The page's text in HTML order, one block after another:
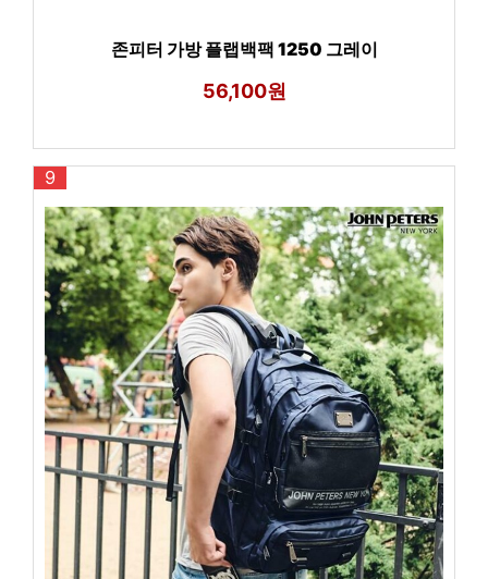
존피터 가방 플랩백팩 1250 그레이
56,100원
9